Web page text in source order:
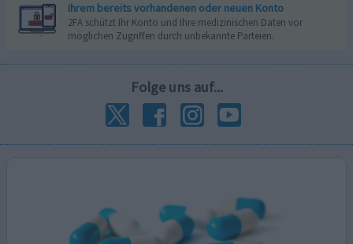
Ihrem bereits vorhandenen oder neuen Konto
2FA schützt Ihr Konto und Ihre medizinischen Daten vor
möglichen Zugriffen durch unbekannte Parteien.
Folge uns auf...